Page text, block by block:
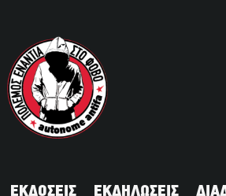
ΕΚΔΟΣΕΙΣ ΕΚΔΗΛΩΣΕΙΣ